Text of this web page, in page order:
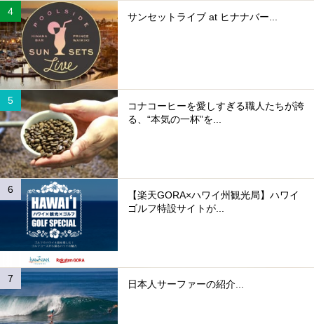
サンセットライブ at ヒナナバー...
コナコーヒーを愛しすぎる職人たちが誇
る、“本気の一杯”を...
【楽天GORA×ハワイ州観光局】ハワイ
ゴルフ特設サイトが...
日本人サーファーの紹介...